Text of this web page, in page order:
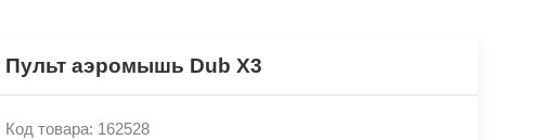
Пульт аэромышь Dub X3
Код товара: 162528